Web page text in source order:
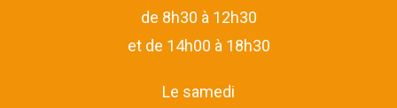
de 8h30 à 12h30
et de 14h00 à 18h30
Le samedi